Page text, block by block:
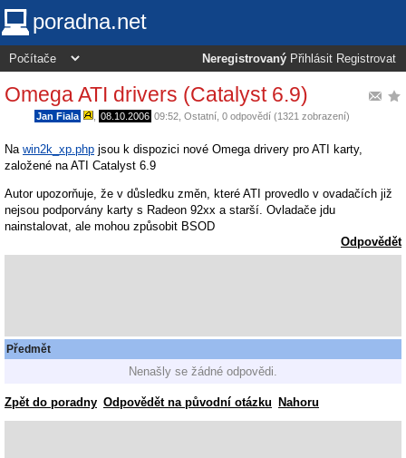
poradna.net
Neregistrovaný Přihlásit Registrovat
Omega ATI drivers (Catalyst 6.9)
Jan Fiala 08.10.2006 09:52 Ostatní , 0 odpovědí (1321 zobrazení)
Na win2k_xp.php jsou k dispozici nové Omega drivery pro ATI karty,
založené na ATI Catalyst 6.9
Autor upozorňuje, že v důsledku změn, které ATI provedlo v ovadačích již
nejsou podporvány karty s Radeon 92xx a starší. Ovladače jdu
nainstalovat, ale mohou způsobit BSOD
Odpovědět
Předmět
Nenašly se žádné odpovědi.
Zpět do poradny Odpovědět na původní otázku Nahoru